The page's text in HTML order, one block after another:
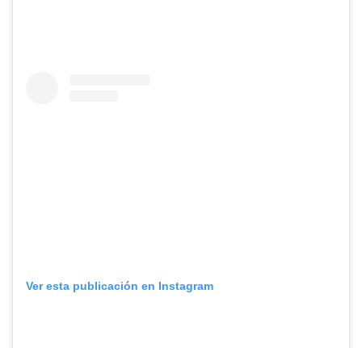
Ver esta publicación en Instagram